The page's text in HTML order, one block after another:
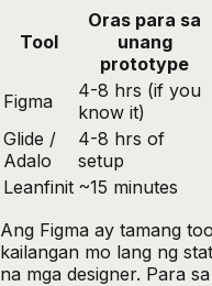
Tool
Oras para sa
unang
prototype
Figma
4-8 hrs (if you
know it)
Glide /
Adalo
4-8 hrs of
setup
Leanfinit ~15 minutes
Ang Figma ay tamang
kailangan mo lang ng
na mga designer. Para